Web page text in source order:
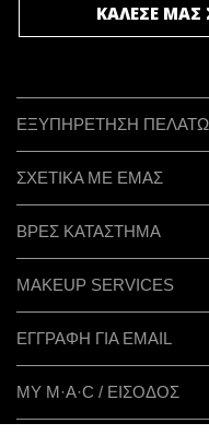
ΚΑΛΕΣΕ ΜΑΣ
ΕΞΥΠΗΡΕΤΗΣΗ
ΣΧΕΤΙΚΑ ΜΕ ΕΜΑΣ
ΒΡΕΣ ΚΑΤΑΣΤΗΜΑ
MAKEUP SERVICES
ΕΓΓΡΑΦΗ ΓΙΑ EMAIL
ΜΥ M·A·C / ΕΙΣΟΔΟΣ